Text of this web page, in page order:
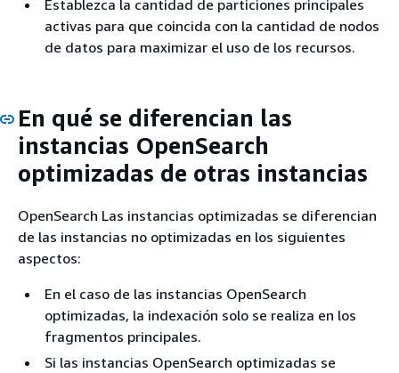
Establezca la cantidad de particiones principales
activas para que coincida con la cantidad de nodos
de datos para maximizar el uso de los recursos.
En qué se diferencian las
instancias OpenSearch
optimizadas de otras instancias
OpenSearch Las instancias optimizadas se diferencian
de las instancias no optimizadas en los siguientes
aspectos:
En el caso de las instancias OpenSearch
optimizadas, la indexación solo se realiza en los
fragmentos principales.
Si las instancias OpenSearch optimizadas se